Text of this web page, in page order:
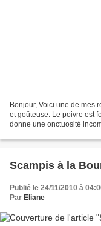
Bonjour, Voici une de mes
et goûteuse. Le poivre est
donne une onctuosité
Scampis à la
Publié le 24/11/2010 à
Par Eliane